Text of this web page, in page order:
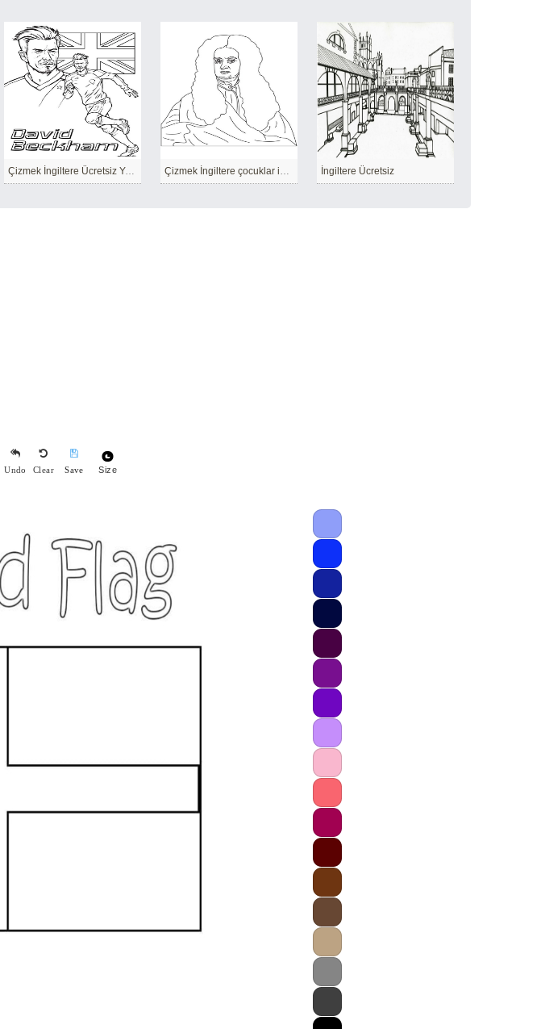
Çizmek İngiltere Ücretsiz Yazdırılabilir Çizmek İngiltere çocuklar için ücretsiz İngiltere Ücretsiz
Undo Clear Save Size